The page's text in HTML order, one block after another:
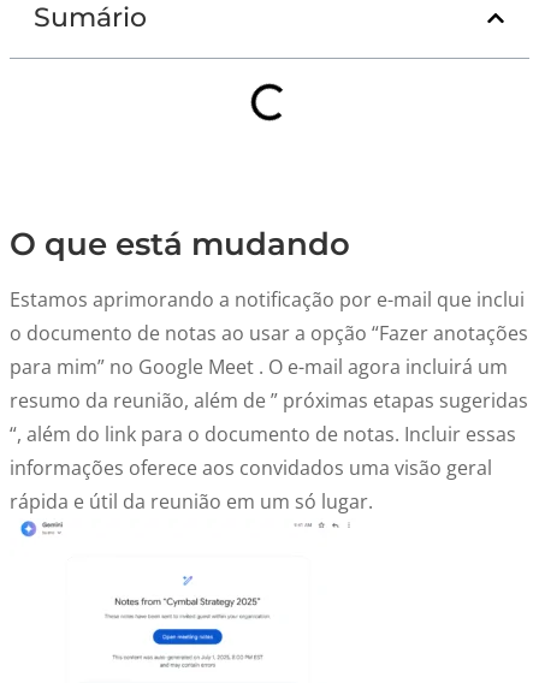
Sumário
O que está mudando
Estamos aprimorando a notificação por e-mail que inclui
o documento de notas ao usar a opção “Fazer anotações
para mim” no Google Meet . O e-mail agora incluirá um
resumo da reunião, além de ” próximas etapas sugeridas
“, além do link para o documento de notas. Incluir essas
informações oferece aos convidados uma visão geral
rápida e útil da reunião em um só lugar.